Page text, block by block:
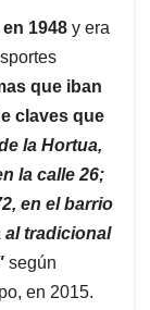
1948 y era
que iban
claves que
la Hortua,
la calle 26;
en el barrio
al tradicional
según
en 2015.